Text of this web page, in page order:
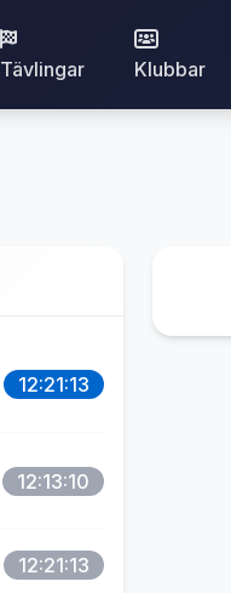
Tävlingar Klubbar
12:21:13
12:13:10
12:21:13